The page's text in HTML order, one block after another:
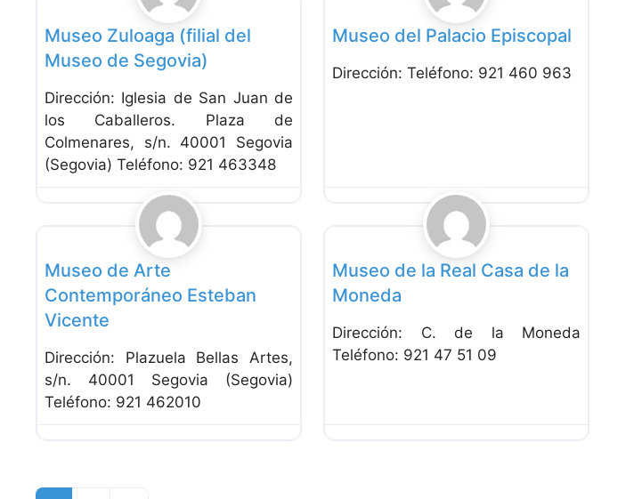
Museo Zuloaga (filial del
Museo de Segovia)
Dirección: Iglesia de San Juan de
los Caballeros. Plaza de
Colmenares, s/n. 40001 Segovia
(Segovia) Teléfono: 921 463348
Museo del Palacio Episcopal
Dirección: Teléfono: 921 460 963
Museo de Arte
Contemporáneo Esteban
Vicente
Dirección: Plazuela Bellas Artes,
s/n. 40001 Segovia (Segovia)
Teléfono: 921 462010
Museo de la Real Casa de la
Moneda
Dirección: C. de la Moneda
Teléfono: 921 47 51 09